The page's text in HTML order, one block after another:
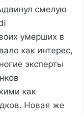
смелую
умерших в
как интерес,
эксперты
как
Новая же